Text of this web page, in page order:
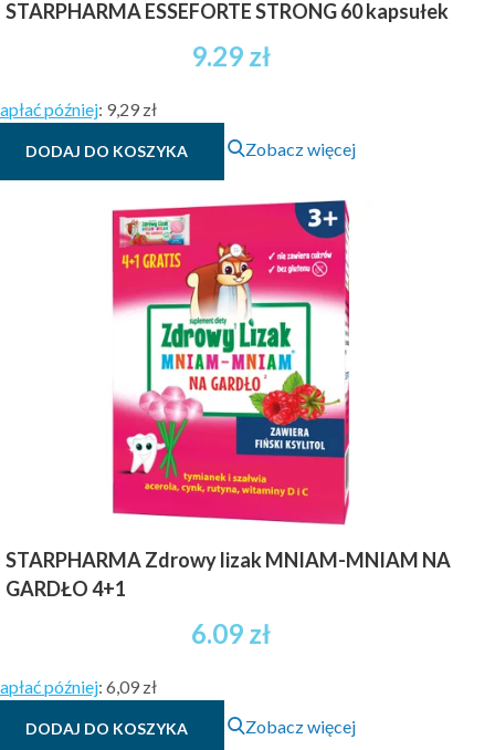
STARPHARMA ESSEFORTE STRONG 60 kapsułek
9.29 zł
później: 9,29 zł
DODAJ DO KOSZYKA Zobacz więcej
STARPHARMA Zdrowy lizak MNIAM-MNIAM NA
GARDŁO 4+1
6.09 zł
później: 6,09 zł
DODAJ DO KOSZYKA Zobacz więcej